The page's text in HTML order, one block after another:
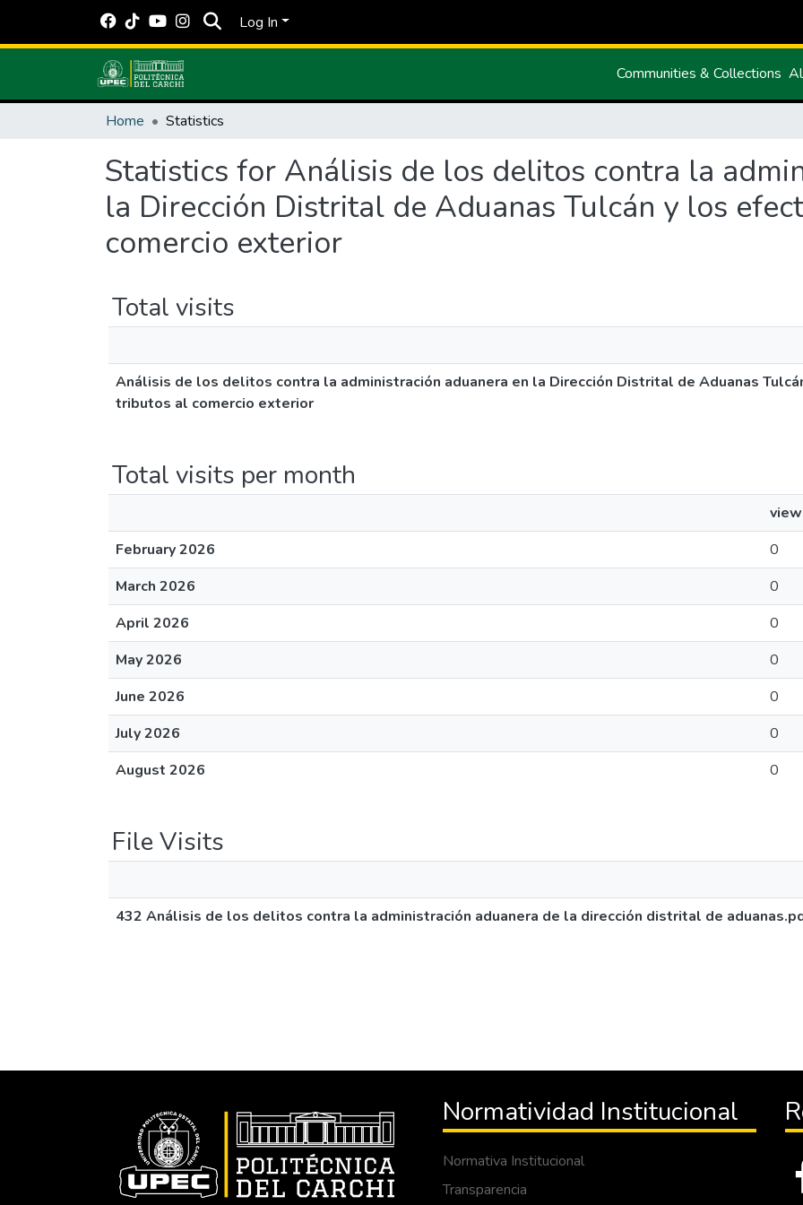
Log In
Communities & Collections
Home Statistics
Statistics for Análisis de los delitos contra la
la Dirección Distrital de Aduanas Tulcán y los
comercio exterior
Total visits
Análisis de los delitos contra la administración aduanera en la Dirección Distrital de Aduanas
tributos al comercio exterior
Total visits per month
February 2026
0
March 2026
0
April 2026
0
May 2026
0
June 2026
0
July 2026
0
August 2026
0
File Visits
432 Análisis de los delitos contra la administración aduanera de la dirección distrital de
Normatividad Institucional
Normativa Institucional
Transparencia